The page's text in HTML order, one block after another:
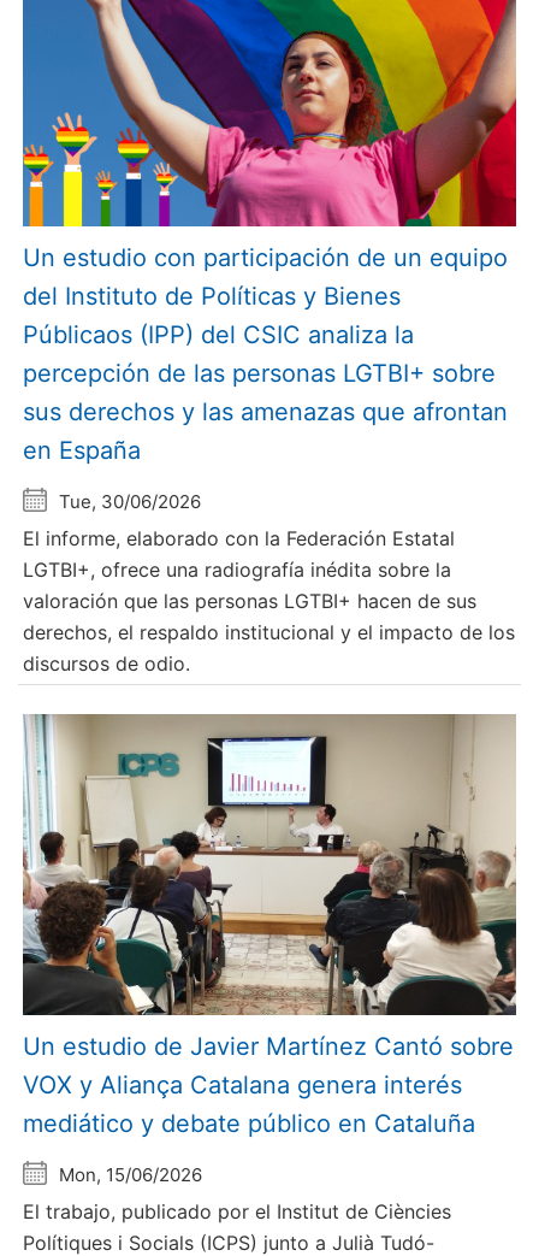
Un estudio con participación de un equipo
del Instituto de Políticas y Bienes
Públicaos (IPP) del CSIC analiza la
percepción de las personas LGTBI+ sobre
sus derechos y las amenazas que afrontan
en España
Tue, 30/06/2026
El informe, elaborado con la Federación Estatal
LGTBI+, ofrece una radiografía inédita sobre la
valoración que las personas LGTBI+ hacen de sus
derechos, el respaldo institucional y el impacto de los
discursos de odio.
Un estudio de Javier Martínez Cantó sobre
VOX y Aliança Catalana genera interés
mediático y debate público en Cataluña
Mon, 15/06/2026
El trabajo, publicado por el Institut de Ciències
Polítiques i Socials (ICPS) junto a Julià Tudó-